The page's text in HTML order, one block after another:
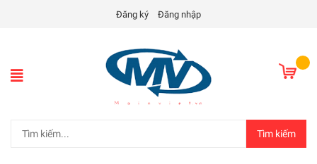
Đăng ký Đăng nhập
Tìm kiếm